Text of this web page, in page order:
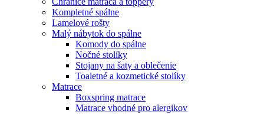
Kompletné spálne
Lamelové rošty
Malý nábytok do spálne
Komody do spálne
Nočné stolíky
Stojany na šaty a oblečenie
Toaletné a kozmetické stolíky
Matrace
Boxspring matrace
Matrace vhodné pro alergikov